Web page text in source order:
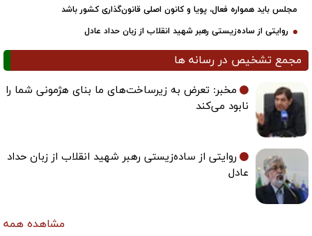
مجلس باید همواره فعال، پویا و کانون اصلی قانون‌گذاری کشور باشد
روایتی از ساده‌زیستی رهبر شهید انقلاب از زبان حداد عادل
مجمع تشخیص در رسانه ها
مخبر: تعرض به زیرساخت‌های ما بنای هژمونی شما را
نابود می‌کند
روایتی از ساده‌زیستی رهبر شهید انقلاب از زبان حداد
عادل
مشاهده همه